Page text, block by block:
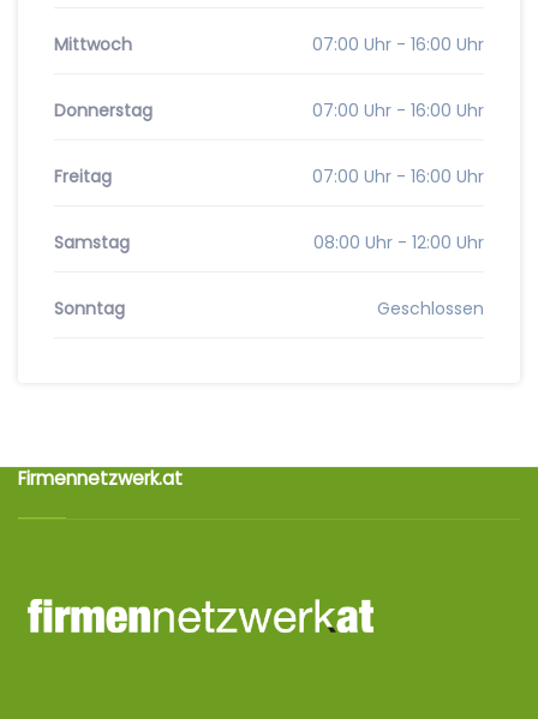
Mittwoch 07:00 Uhr - 16:00 Uhr
Donnerstag 07:00 Uhr - 16:00 Uhr
Freitag 07:00 Uhr - 16:00 Uhr
Samstag 08:00 Uhr - 12:00 Uhr
Sonntag Geschlossen
Firmennetzwerk.at